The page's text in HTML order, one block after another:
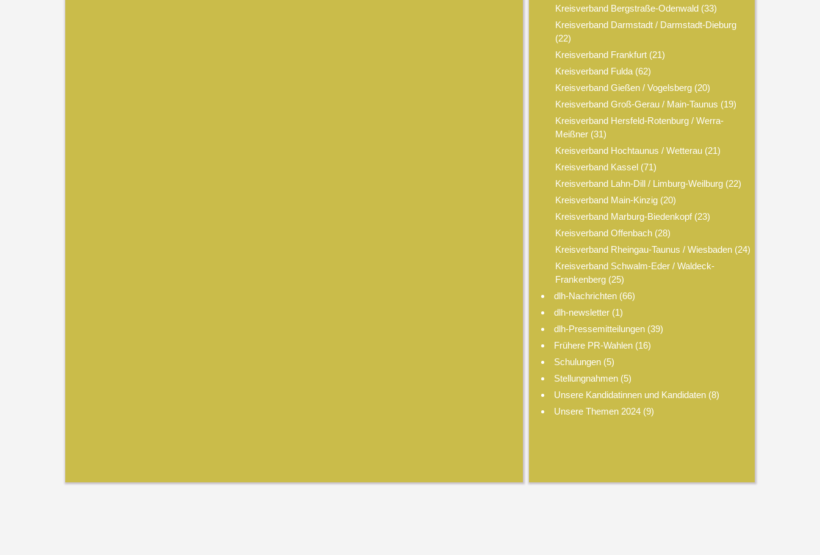
Kreisverband Bergstraße-Odenwald(33)
Kreisverband Darmstadt / Darmstadt-Dieburg
(22)
Kreisverband Frankfurt(21)
Kreisverband Fulda(62)
Kreisverband Gießen / Vogelsberg(20)
Kreisverband Groß-Gerau / Main-Taunus (19)
Kreisverband Hersfeld-Rotenburg / Werra-
Meißner(31)
Kreisverband Hochtaunus / Wetterau(21)
Kreisverband Kassel(71)
Kreisverband Lahn-Dill / Limburg-Weilburg(22)
Kreisverband Main-Kinzig(20)
Kreisverband Marburg-Biedenkopf(23)
Kreisverband Offenbach(28)
Kreisverband Rheingau-Taunus / Wiesbaden(24)
Kreisverband Schwalm-Eder / Waldeck-
Frankenberg(25)
dlh-Nachrichten (66)
dlh-newsletter (1)
dlh-Pressemitteilungen (39)
Frühere PR-Wahlen (16)
Schulungen (5)
Stellungnahmen (5)
Unsere Kandidatinnen und Kandidaten (8)
Unsere Themen 2024 (9)